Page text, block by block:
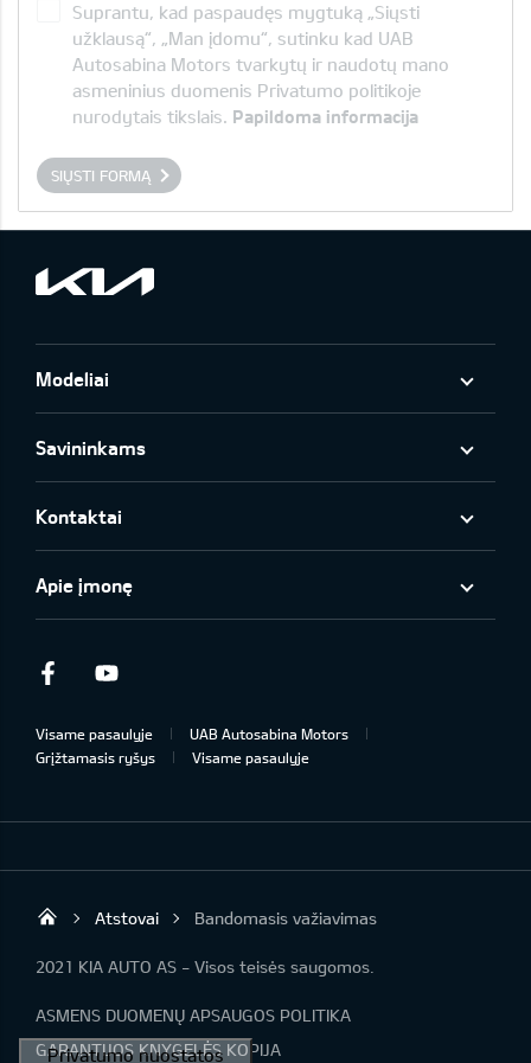
Suprantu, kad paspaudęs mygtuką „Siųsti
užklausą“, „Man įdomu“, sutinku kad UAB
Autosabina Motors tvarkytų ir naudotų mano
asmeninius duomenis Privatumo politikoje
nurodytais tikslais. Papildoma informacija
SIŲSTI FORMĄ
Modeliai
Savininkams
Kontaktai
Apie įmonę
Facebook
Visame pasaulyje
UAB Autosabina Motors
Grįžtamasis ryšys
Visame pasaulyje
KIA automobiliai | KIA modeliai | KIA
Atstovai Bandomasis važiavimas
2021 KIA AUTO AS - Visos teisės saugomos.
ASMENS DUOMENŲ APSAUGOS POLITIKA
GARANTIJOS KNYGELĖS KOPIJA